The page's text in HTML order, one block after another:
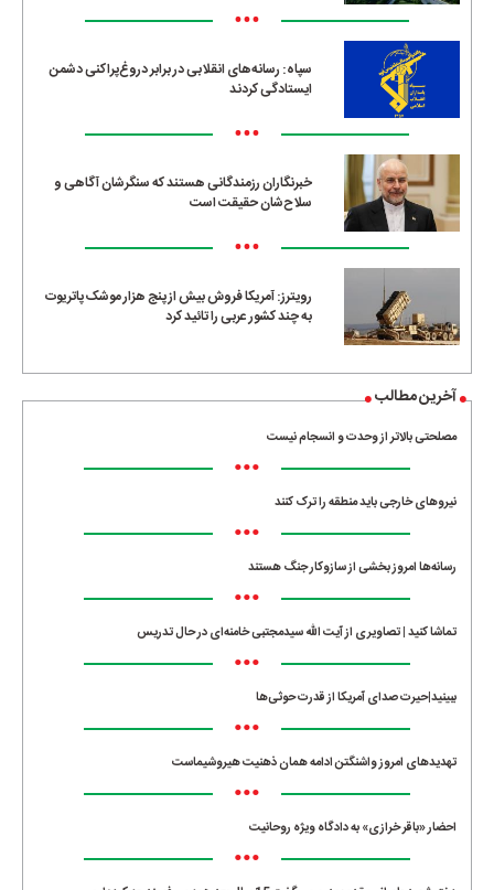
•••
سپاه: رسانه‌های انقلابی در برابر دروغ‌پراکنی دشمن
ایستادگی کردند
•••
خبرنگاران رزمندگانی هستند که سنگرشان آگاهی و
سلاح‌شان حقیقت است
•••
رویترز: آمریکا فروش بیش از پنج هزار موشک پاتریوت
به چند کشور عربی را تائید کرد
آخرین مطالب
مصلحتی بالاتر از وحدت و انسجام نیست
•••
نیروهای خارجی باید منطقه را ترک کنند
•••
رسانه‌ها امروز بخشی از سازوکار جنگ هستند
•••
تماشا کنید | تصاویری از آیت الله سیدمجتبی خامنه‌ای در حال تدریس
•••
ببینید|حیرت صدای آمریکا از قدرت حوثی‌ها
•••
تهدیدهای امروز واشنگتن ادامه همان ذهنیت هیروشیماست
•••
احضار «باقر خرازی» به دادگاه ویژه روحانیت
•••